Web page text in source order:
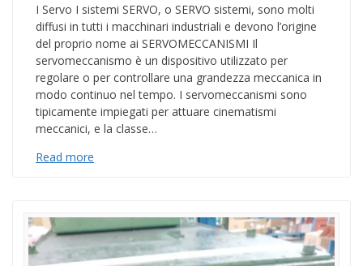
I Servo I sistemi SERVO, o SERVO sistemi, sono molti
diffusi in tutti i macchinari industriali e devono l’origine
del proprio nome ai SERVOMECCANISMI Il
servomeccanismo è un dispositivo utilizzato per
regolare o per controllare una grandezza meccanica in
modo continuo nel tempo. I servomeccanismi sono
tipicamente impiegati per attuare cinematismi
meccanici, e la classe…
Read more